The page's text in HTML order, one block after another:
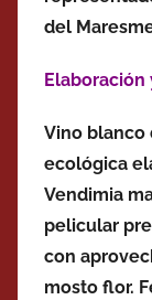
del
Elaboración
Vino blanco
ecológica
Vendimia
pelicular
con
mosto flor.